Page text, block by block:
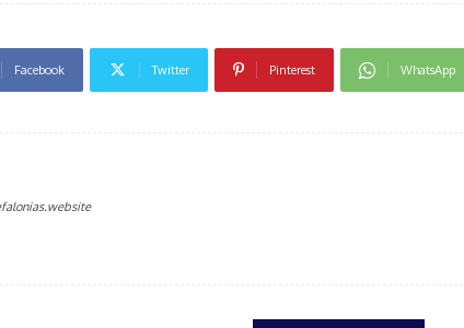
Facebook Twitter Pinterest WhatsApp